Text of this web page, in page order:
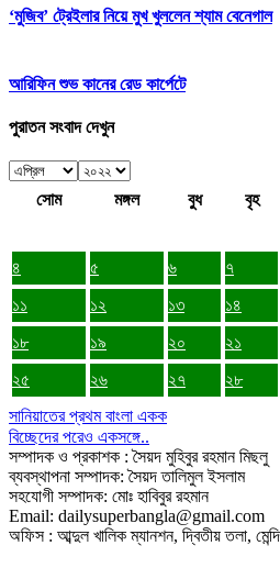
‘মুজিব’ ট্রেইলার নিয়ে মুখ খুললেন শ্যাম বেনেগাল
আরিফিন শুভ কানের রেড কার্পেটে
পুরাতন সংবাদ দেখুন
সোম মঙ্গল বুধ বৃহ
৪
৫ ৬ ৭
১১
১২ ১৩ ১৪
১৮
১৯ ২০ ২১
২৫
২৬ ২৭ ২৮
সানিয়াতের প্রথম বাংলা একক
বিচ্ছেদের পরেও একসঙ্গে..
সম্পাদক ও প্রকাশক : সৈয়দ মুহিবুর রহমান মিছলু
ব্যবস্থাপনা সম্পাদক: সৈয়দ তালিমুল ইসলাম
সহযোগী সম্পাদক: মোঃ হাবিবুর রহমান
Email: dailysuperbangla@gmail.com
অফিস : আব্দুল খালিক ম্যানশন, দ্বিতীয় তলা,